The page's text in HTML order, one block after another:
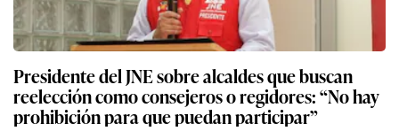
Presidente del JNE sobre alcaldes que buscan
reelección como consejeros o regidores: “No hay
prohibición para que puedan participar”